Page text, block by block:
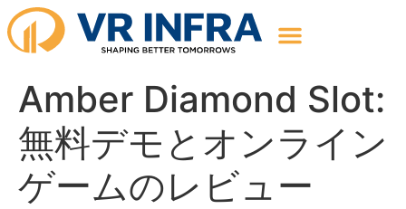
Amber Diamond Slot:
無料デモとオンライン
ゲームのレビュー